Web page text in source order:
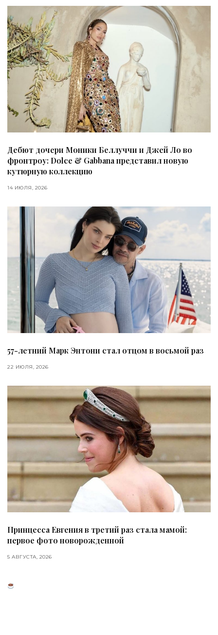
Дебют дочери Моники Беллуччи и Джей Ло во
фронтроу: Dolce & Gabbana представил новую
кутюрную коллекцию
14 ИЮЛЯ, 2026
57-летний Марк Энтони стал отцом в восьмой раз
22 ИЮЛЯ, 2026
Принцесса Евгения в третий раз стала мамой:
первое фото новорожденной
5 АВГУСТА, 2026